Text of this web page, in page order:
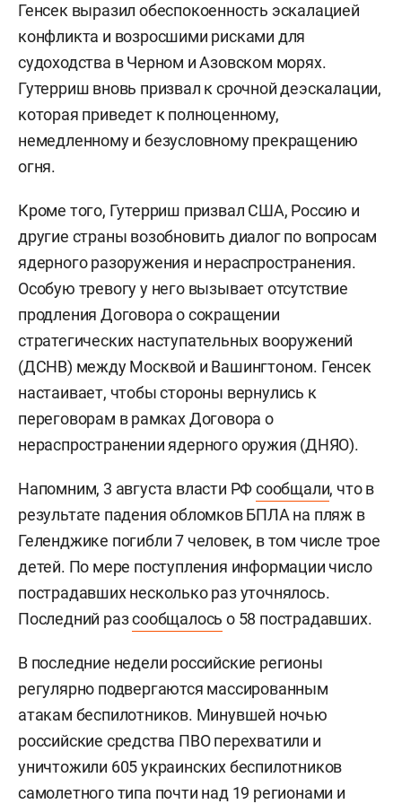
Генсек выразил обеспокоенность эскалацией
конфликта и возросшими рисками для
судоходства в Черном и Азовском морях.
Гутерриш вновь призвал к срочной деэскалации,
которая приведет к полноценному,
немедленному и безусловному прекращению
огня.
Кроме того, Гутерриш призвал США, Россию и
другие страны возобновить диалог по вопросам
ядерного разоружения и нераспространения.
Особую тревогу у него вызывает отсутствие
продления Договора о сокращении
стратегических наступательных вооружений
(ДСНВ) между Москвой и Вашингтоном. Генсек
настаивает, чтобы стороны вернулись к
переговорам в рамках Договора о
нераспространении ядерного оружия (ДНЯО).
Напомним, 3 августа власти РФсообщали, что в
результате падения обломков БПЛА на пляж в
Геленджике погибли 7 человек, в том числе трое
детей. По мере поступления информации число
пострадавших несколько раз уточнялось.
Последний разсообщалось о 58 пострадавших.
В последние недели российские регионы
регулярно подвергаются массированным
атакам беспилотников. Минувшей ночью
российские средства ПВО перехватили и
уничтожили 605 украинских беспилотников
самолетного типа почти над 19 регионами и